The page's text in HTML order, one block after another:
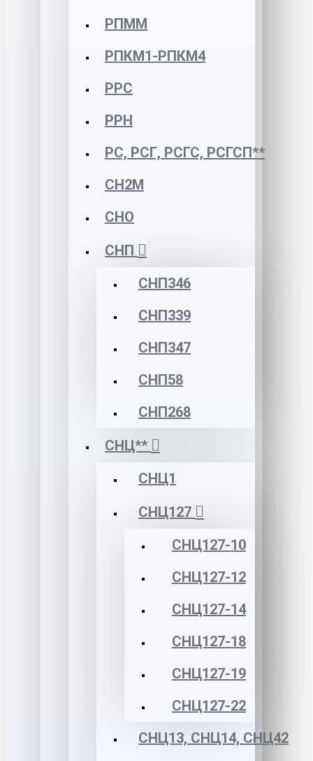
РПММ
РПКМ1-РПКМ4
РРС
РРН
РС, РСГ, РСГС, РСГСП**
СН2М
СНО
СНП
СНП346
СНП339
СНП347
СНП58
СНП268
СНЦ**
СНЦ1
СНЦ127
СНЦ127-10
СНЦ127-12
СНЦ127-14
СНЦ127-18
СНЦ127-19
СНЦ127-22
СНЦ13, СНЦ14, СНЦ42